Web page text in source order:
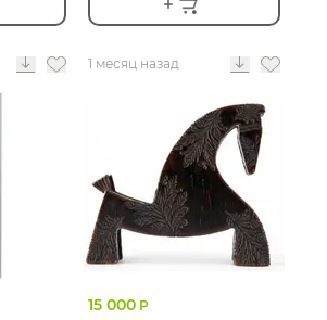
1 месяц назад
15 000 Р